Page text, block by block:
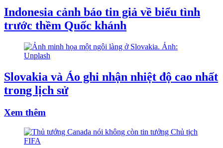
Indonesia cảnh báo tin giả về biểu tình
trước thềm Quốc khánh
Slovakia và Áo ghi nhận nhiệt độ cao nhất
trong lịch sử
Xem thêm